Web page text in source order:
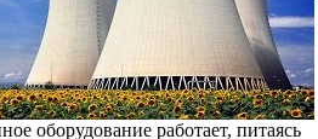
оборудование работает, питаясь